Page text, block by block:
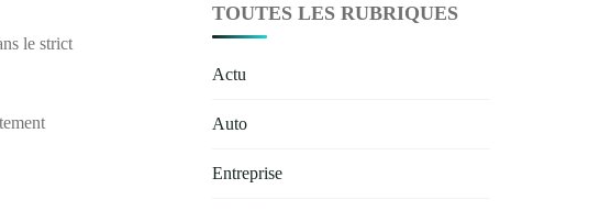
le strict
TOUTES LES RUBRIQUES
Actu
Auto
Entreprise